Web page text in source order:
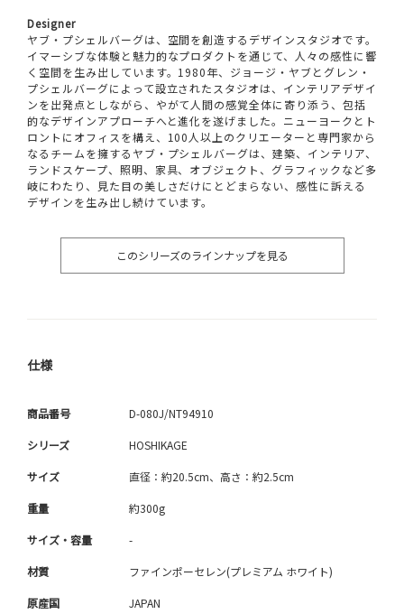
Designer
ヤブ・プシェルバーグは、空間を創造するデザインスタジオです。
イマーシブな体験と魅力的なプロダクトを通じて、人々の感性に響
く空間を生み出しています。1980年、ジョージ・ヤブとグレン・
プシェルバーグによって設立されたスタジオは、インテリアデザイ
ンを出発点としながら、やがて人間の感覚全体に寄り添う、包括
的なデザインアプローチへと進化を遂げました。ニューヨークとト
ロントにオフィスを構え、100人以上のクリエーターと専門家から
なるチームを擁するヤブ・プシェルバーグは、建築、インテリア、
ランドスケープ、照明、家具、オブジェクト、グラフィックなど多
岐にわたり、見た目の美しさだけにとどまらない、感性に訴える
デザインを生み出し続けています。
このシリーズのラインナップを見る
仕様
商品番号 D-080J/NT94910
シリーズ HOSHIKAGE
サイズ 直径：約20.5cm、高さ：約2.5cm
重量 約300g
サイズ・容量 -
材質 ファインポーセレン(プレミアム ホワイト)
原産国 JAPAN